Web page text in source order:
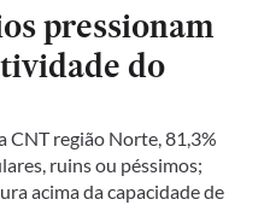
pressionam
do
CNT região Norte, 81,3%
ruins ou péssimos;
acima da capacidade de